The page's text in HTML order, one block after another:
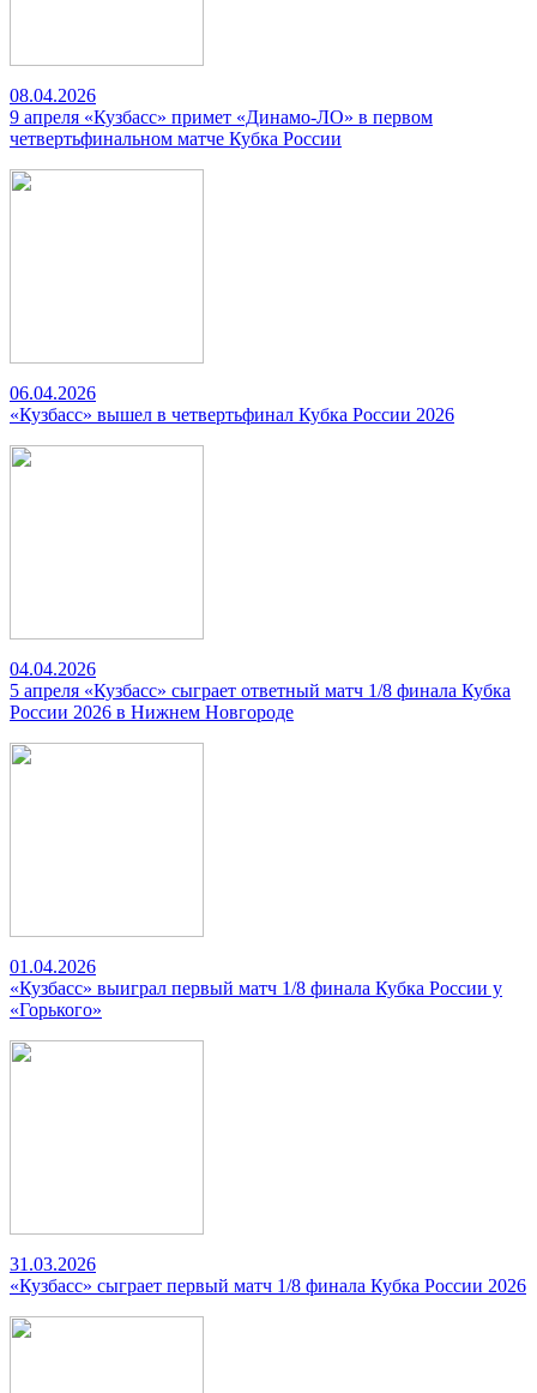
08.04.2026
9 апреля «Кузбасс» примет «Динамо-ЛО» в первом
четвертьфинальном матче Кубка России
06.04.2026
«Кузбасс» вышел в четвертьфинал Кубка России 2026
04.04.2026
5 апреля «Кузбасс» сыграет ответный матч 1/8 финала Кубка
России 2026 в Нижнем Новгороде
01.04.2026
«Кузбасс» выиграл первый матч 1/8 финала Кубка России у
«Горького»
31.03.2026
«Кузбасс» сыграет первый матч 1/8 финала Кубка России 2026